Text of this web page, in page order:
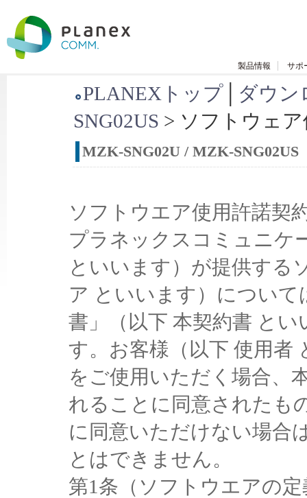
製品情報 サポ
PLANEXトップ│
ダウン
SNG02US > ソフトウェ
MZK-SNG02U / MZK-SNG02US
ソフトウエア使用許諾契
プラネックスコミュニケ
といいます）が提供する
ア といいます）につい
書」（以下 本契約書 と
す。お客様（以下 使用者
をご使用いただく場合、
れることに同意されたも
に同意いただけない場合
とはできません。
第1条（ソフトウエアの定